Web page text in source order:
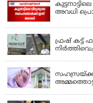
അവധി
ഫ്രഷ് കട്ട്
സഹസ്രയ്ക്ക്